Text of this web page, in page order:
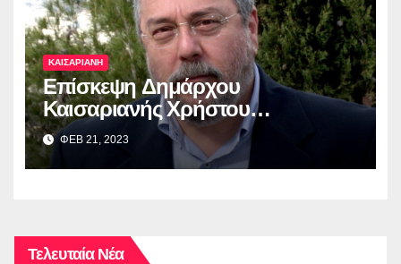
ΚΑΙΣΑΡΙΑΝΗ
Επίσκεψη Δημάρχου
Καισαριανής Χρήστου
Βοσκόπουλου στην έκθεση
“ΜΙΚΡΑ ΑΣΙΑ: Λάμψη –
Καταστροφή – Ξεριζωμός –
ΦΕΒ 21, 2023
Τελευταία Νέα